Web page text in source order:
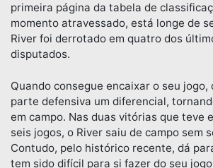
primeira página da tabela de
momento atravessado, está longe de
River foi derrotado em quatro dos
disputados.
Quando consegue encaixar o seu jogo,
parte defensiva um diferencial,
em campo. Nas duas vitórias que teve
seis jogos, o River saiu de campo sem
Contudo, pelo histórico recente, dá
tem sido difícil para si fazer do seu